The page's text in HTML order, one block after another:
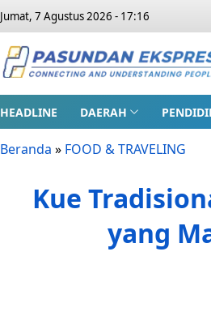
Jumat, 7 Agustus 2026 - 17:16
HEADLINE DAERAH
Beranda » FOOD & TRAVELING
Kue
yang